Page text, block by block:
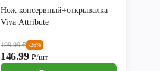
Нож консервный+открывалка
Viva Attribute
199.99₽ -26%
146.99₽/шт